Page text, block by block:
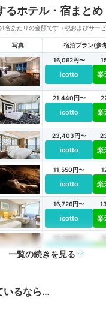
るホテル・宿まとめ
名あたりの金額です（税およびサービ
写真 宿泊プラン(参
16,062円〜
icotto 楽
21,440円〜
icotto 楽
23,403円〜
icotto 楽
11,550円〜
icotto 楽
16,726円〜
icotto 楽
13,266円〜
icotto
一覧の続きを見る
いるなら…